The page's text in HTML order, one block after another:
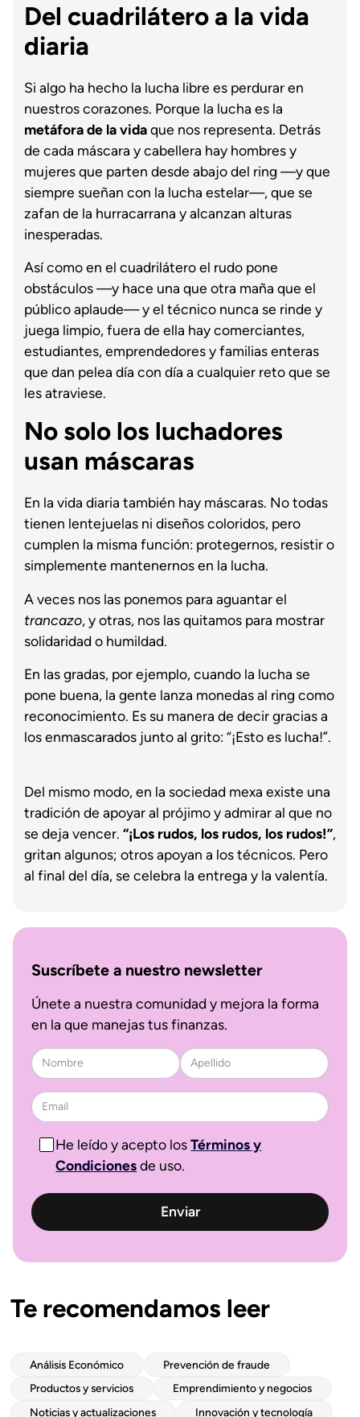
Del cuadrilátero a la vida
diaria
Si algo ha hecho la lucha libre es perdurar en
nuestros corazones. Porque la lucha es la
metáfora de la vidaque nos representa. Detrás
de cada máscara y cabellera hay hombres y
mujeres que parten desde abajo del ring —y que
siempre sueñan con la lucha estelar—, que se
zafan de la hurracarrana y alcanzan alturas
inesperadas.
Así como en el cuadrilátero el rudo pone
obstáculos —y hace una que otra maña que el
público aplaude— y el técnico nunca se rinde y
juega limpio, fuera de ella hay comerciantes,
estudiantes, emprendedores y familias enteras
que dan pelea día con día a cualquier reto que se
les atraviese.
No solo los luchadores
usan máscaras
En la vida diaria también hay máscaras. No todas
tienen lentejuelas ni diseños coloridos, pero
cumplen la misma función: protegernos, resistir o
simplemente mantenernos en la lucha.
A veces nos las ponemos para aguantar el
trancazo, y otras, nos las quitamos para mostrar
solidaridad o humildad.
En las gradas, por ejemplo, cuando la lucha se
pone buena, la gente lanza monedas al ring como
reconocimiento. Es su manera de decir gracias a
los enmascarados junto al grito: “¡Esto es lucha!”.
Del mismo modo, en la sociedad mexa existe una
tradición de apoyar al prójimo y admirar al que no
se deja vencer. “¡Los rudos, los rudos, los rudos!”,
gritan algunos; otros apoyan a los técnicos. Pero
al final del día, se celebra la entrega y la valentía.
Suscríbete a nuestro newsletter
Únete a nuestra comunidad y mejora la forma
en la que manejas tus finanzas.
He leído y acepto losTérminos y
Condicionesde uso.
Te recomendamos leer
Análisis Económico
Prevención de fraude
Productos y servicios
Emprendimiento y negocios
Noticias y actualizaciones
Innovación y tecnología